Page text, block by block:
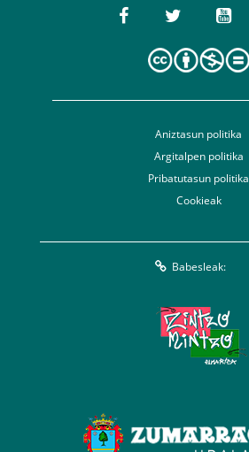
Aniztasun politika
Argitalpen politika
Pribatutasun politika
Cookieak
Babesleak: